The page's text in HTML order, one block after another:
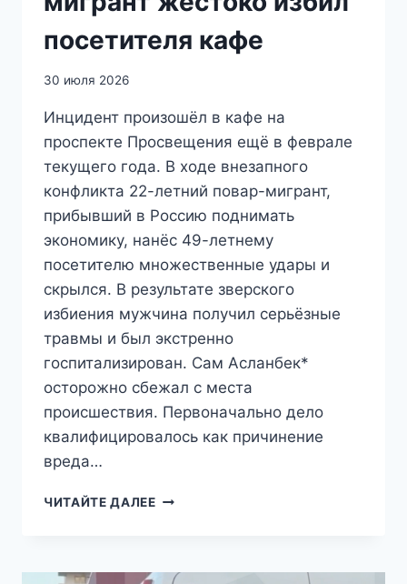
посетителя кафе
30 июля 2026
Инцидент произошёл в кафе на
проспекте Просвещения ещё в феврале
текущего года. В ходе внезапного
конфликта 22-летний повар-мигрант,
прибывший в Россию поднимать
экономику, нанёс 49-летнему
посетителю множественные удары и
скрылся. В результате зверского
избиения мужчина получил серьёзные
травмы и был экстренно
госпитализирован. Сам Асланбек*
осторожно сбежал с места
происшествия. Первоначально дело
квалифицировалось как причинение
вреда…
ЧИТАЙТЕ ДАЛЕЕВ
ЖЕСТОКО